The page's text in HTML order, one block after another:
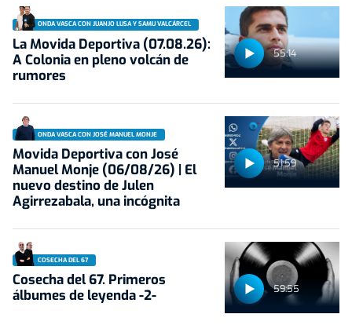
55:14
ONDA VASCA CON JUANJO LUSA Y SAMU VALCÁRCEL
La Movida Deportiva (07.08.26):
A Colonia en pleno volcán de
rumores
51:59
ONDA VASCA CON JOSÉ MANUEL MONJE
Movida Deportiva con José
Manuel Monje (06/08/26) | El
nuevo destino de Julen
Agirrezabala, una incógnita
59:55
COSECHA DEL 67
Cosecha del 67. Primeros
álbumes de leyenda -2-